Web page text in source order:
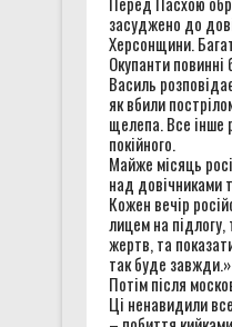
засуджено до
Херсонщини.
Окупанти повинні
Василь
як вбили
щелепа. Все інше
покійного.
Майже місяць
над довічниками
Кожен вечір
лицем на
жертв, та
так буде
Потім після
Ці ненавидили